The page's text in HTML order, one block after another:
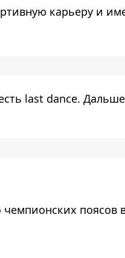
карьеру и
last dance. Дальше
чемпионских поясов